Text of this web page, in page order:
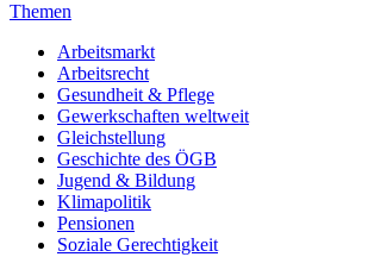
Themen
Arbeitsmarkt
Arbeitsrecht
Gesundheit & Pflege
Gewerkschaften weltweit
Gleichstellung
Geschichte des ÖGB
Jugend & Bildung
Klimapolitik
Pensionen
Soziale Gerechtigkeit